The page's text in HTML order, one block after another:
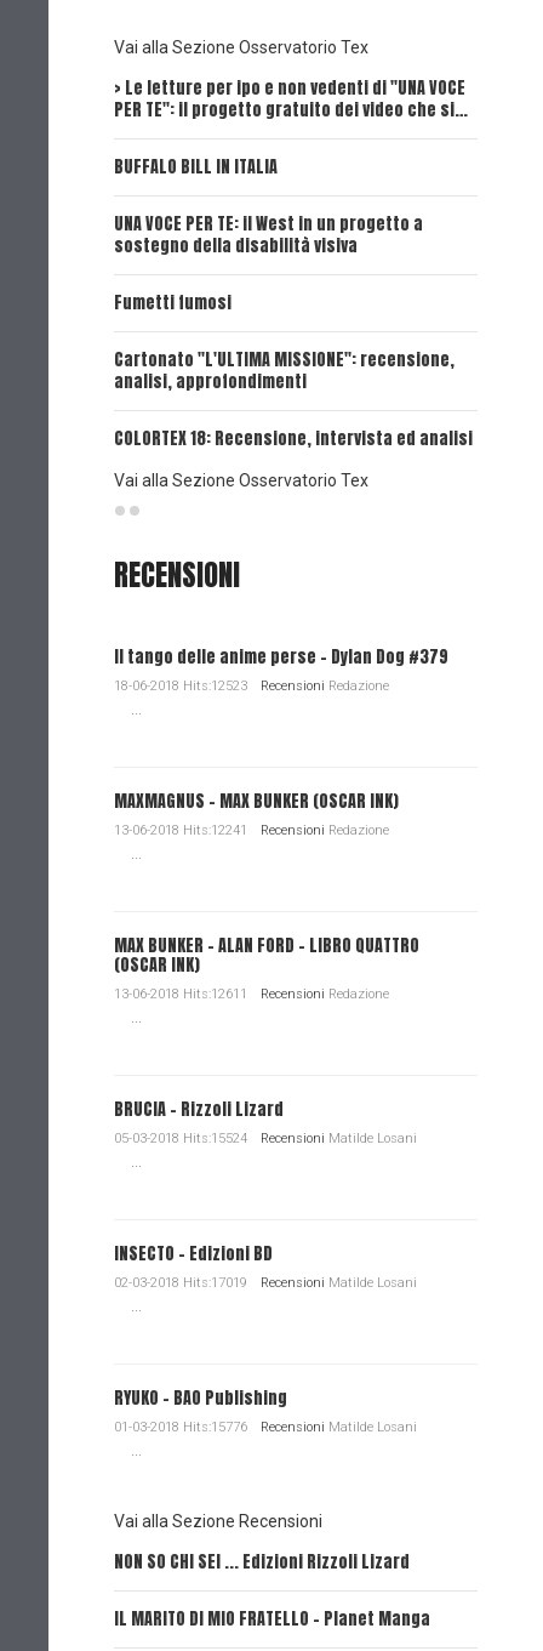
Vai alla Sezione Osservatorio Tex
> Le letture per ipo e non vedenti di "UNA VOCE
PER TE": il progetto gratuito dei video che si…
BUFFALO BILL IN ITALIA
UNA VOCE PER TE: il West in un progetto a
sostegno della disabilità visiva
Fumetti fumosi
Cartonato "L'ULTIMA MISSIONE": recensione,
analisi, approfondimenti
COLORTEX 18: Recensione, intervista ed analisi
Vai alla Sezione Osservatorio Tex
RECENSIONI
Il tango delle anime perse - Dylan Dog #379
18-06-2018 Hits:12523 Recensioni Redazione
...
MAXMAGNUS – MAX BUNKER (OSCAR INK)
13-06-2018 Hits:12241 Recensioni Redazione
...
MAX BUNKER – ALAN FORD – LIBRO QUATTRO
(OSCAR INK)
13-06-2018 Hits:12611 Recensioni Redazione
...
BRUCIA - Rizzoli Lizard
05-03-2018 Hits:15524 Recensioni Matilde Losani
...
INSECTO - Edizioni BD
02-03-2018 Hits:17019 Recensioni Matilde Losani
...
RYUKO - BAO Publishing
01-03-2018 Hits:15776 Recensioni Matilde Losani
...
Vai alla Sezione Recensioni
NON SO CHI SEI ... Edizioni Rizzoli Lizard
IL MARITO DI MIO FRATELLO - Planet Manga